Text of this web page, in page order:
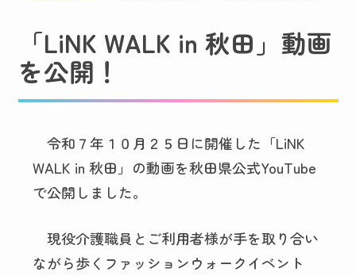
「LiNK WALK in 秋田」動画
を公開！
令和７年１０月２５日に開催した「LiNK
WALK in 秋田」の動画を秋田県公式YouTube
で公開しました。
現役介護職員とご利用者様が手を取り合い
ながら歩くファッションウォークイベント